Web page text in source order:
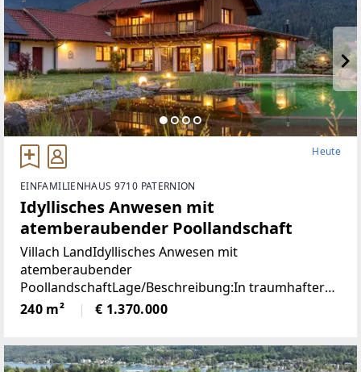
Heute
EINFAMILIENHAUS 9710 PATERNION
Idyllisches Anwesen mit
atemberaubender Poollandschaft
Villach LandIdyllisches Anwesen mit
atemberaubender
PoollandschaftLage/Beschreibung:In traumhafter
Lage von Feffernitz präsentiert sich dieses
außergewöhnliche Anwesen als wahres Refugium
240 m² € 1.370.000